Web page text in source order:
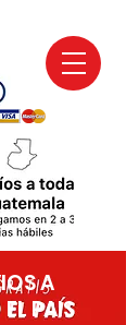
A
PAIS